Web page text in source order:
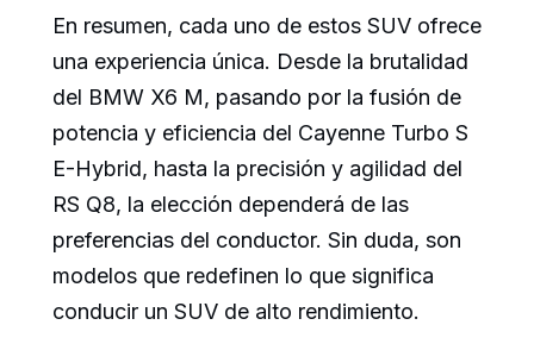
En resumen, cada uno de estos SUV ofrece
una experiencia única. Desde la brutalidad
del BMW X6 M, pasando por la fusión de
potencia y eficiencia del Cayenne Turbo S
E-Hybrid, hasta la precisión y agilidad del
RS Q8, la elección dependerá de las
preferencias del conductor. Sin duda, son
modelos que redefinen lo que significa
conducir un SUV de alto rendimiento.